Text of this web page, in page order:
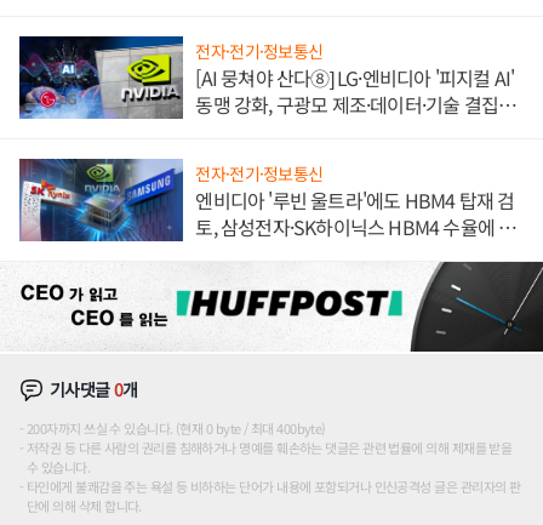
전자·전기·정보통신
[AI 뭉쳐야 산다⑧] LG·엔비디아 '피지컬 AI'
동맹 강화, 구광모 제조·데이터·기술 결집
전자·전기·정보통신
엔비디아 '루빈 울트라'에도 HBM4 탑재 검
토, 삼성전자·SK하이닉스 HBM4 수율에 주
기사댓글0개
200자까지 쓰실 수 있습니다. (현재 0 byte / 최대 400byte)
저작권 등 다른 사람의 권리를 침해하거나 명예를 훼손하는 댓글은 관련 법률에 의해 제재를 받을
수 있습니다.
타인에게 불쾌감을 주는 욕설 등 비하하는 단어가 내용에 포함되거나 인신공격성 글은 관리자의 판
단에 의해 삭제 합니다.